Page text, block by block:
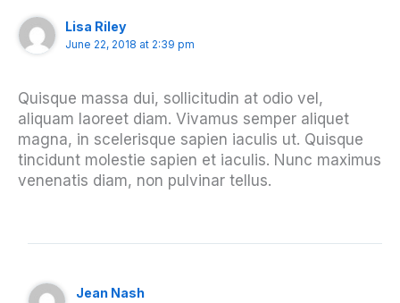
Lisa Riley
June 22, 2018 at 2:39 pm
Quisque massa dui, sollicitudin at odio vel,
aliquam laoreet diam. Vivamus semper aliquet
magna, in scelerisque sapien iaculis ut. Quisque
tincidunt molestie sapien et iaculis. Nunc maximus
venenatis diam, non pulvinar tellus.
Jean Nash